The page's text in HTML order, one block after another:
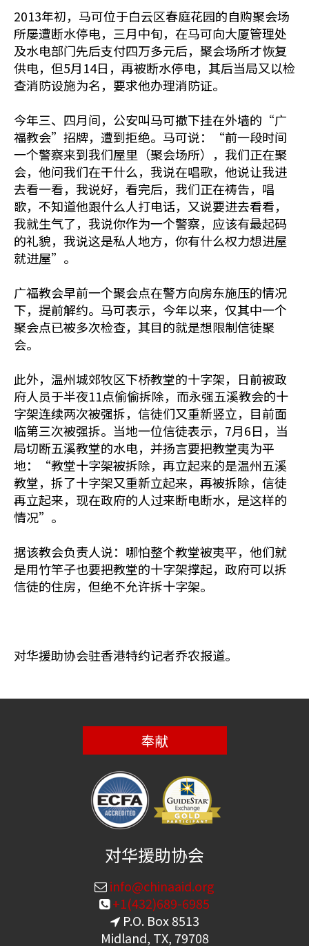
2013年初，马可位于白云区春庭花园的自购聚会场
所屡遭断水停电，三月中旬，在马可向大厦管理处
及水电部门先后支付四万多元后，聚会场所才恢复
供电，但5月14日，再被断水停电，其后当局又以检
查消防设施为名，要求他办理消防证。
今年三、四月间，公安叫马可撤下挂在外墙的“广
福教会”招牌，遭到拒绝。马可说：“前一段时间
一个警察来到我们屋里（聚会场所），我们正在聚
会，他问我们在干什么，我说在唱歌，他说让我进
去看一看，我说好，看完后，我们正在祷告，唱
歌，不知道他跟什么人打电话，又说要进去看看，
我就生气了，我说你作为一个警察，应该有最起码
的礼貌，我说这是私人地方，你有什么权力想进屋
就进屋”。
广福教会早前一个聚会点在警方向房东施压的情况
下，提前解约。马可表示，今年以来，仅其中一个
聚会点已被多次检查，其目的就是想限制信徒聚
会。
此外，温州城郊牧区下桥教堂的十字架，日前被政
府人员于半夜11点偷偷拆除，而永强五溪教会的十
字架连续两次被强拆，信徒们又重新竖立，目前面
临第三次被强拆。当地一位信徒表示，7月6日，当
局切断五溪教堂的水电，并扬言要把教堂夷为平
地：“教堂十字架被拆除，再立起来的是温州五溪
教堂，拆了十字架又重新立起来，再被拆除，信徒
再立起来，现在政府的人过来断电断水，是这样的
情况”。
据该教会负责人说：哪怕整个教堂被夷平，他们就
是用竹竿子也要把教堂的十字架撑起，政府可以拆
信徒的住房，但绝不允许拆十字架。
对华援助协会驻香港特约记者乔农报道。
奉献
对华援助协会
info@chinaaid.org
+1(432)689-6985
P.O. Box 8513
Midland, TX, 79708